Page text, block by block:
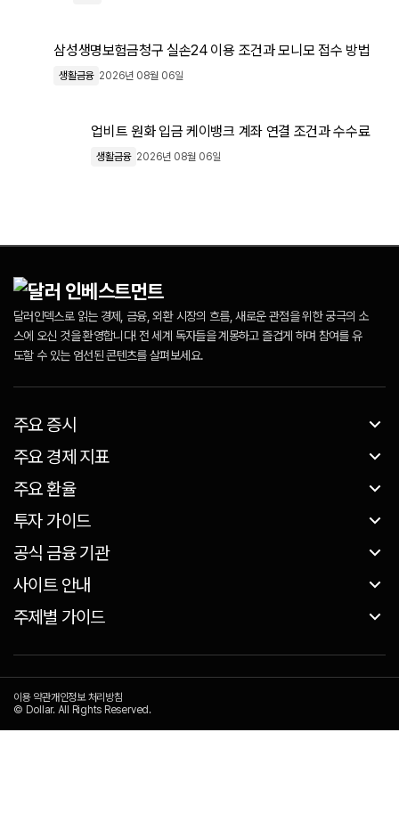
삼성생명보험금청구 실손24 이용 조건과 모니모 접수 방법
생활금융 2026년 08월 06일
업비트 원화 입금 케이뱅크 계좌 연결 조건과 수수료
생활금융 2026년 08월 06일
달러인덱스로 읽는 경제, 금융, 외환 시장의 흐름, 새로운 관점을 위한 궁극의 소
스에 오신 것을 환영합니다! 전 세계 독자들을 계몽하고 즐겁게 하며 참여를 유
도할 수 있는 엄선된 콘텐츠를 살펴보세요.
주요 증시
주요 경제 지표
주요 환율
투자 가이드
공식 금융 기관
사이트 안내
주제별 가이드
이용 약관개인정보 처리방침
© Dollar. All Rights Reserved.